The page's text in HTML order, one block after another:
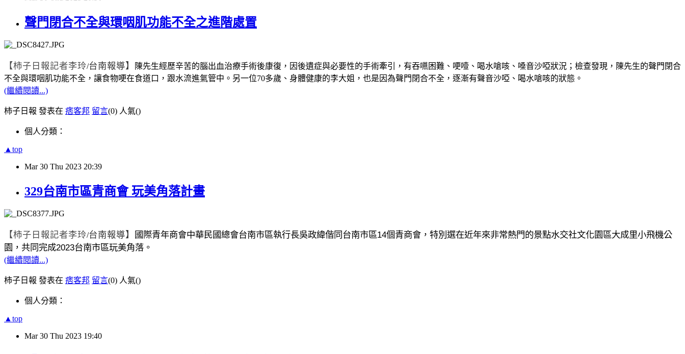
聲門閉合不全與環咽肌功能不全之進階處置
【柿子日報記者李玲/台南報導】
陳先生經歷辛苦的腦出血治療手術後康復，因後遺症與必要性的手術牽引，有吞嚥困難、哽噎、喝水嗆咳、嗓音沙啞狀況；檢查發現，陳先生的聲門閉合
不全與環咽肌功能不全，讓食物哽在食道口，跟水流進氣管中。另一位70多歲、身體健康的李大姐，也是因為聲門閉合不全，逐漸有聲音沙啞、喝水嗆咳的狀態。
(繼續閱讀...)
柿子日報 發表在 痞客邦 留言(0) 人氣()
個人分類：
▲top
Mar 30 Thu 2023 20:39
329台南市區青商會 玩美角落計畫
【柿子日報記者李玲/台南報導】 國際青年商會中華民國總會台南市區執行長吳政緯偕同台南市區14個青商會，特別選在近年來非常熱門的景點水交社文化園區大成里小飛機公
園，共同完成2023台南市區玩美角落。
(繼續閱讀...)
柿子日報 發表在 痞客邦 留言(0) 人氣()
個人分類：
▲top
Mar 30 Thu 2023 19:40